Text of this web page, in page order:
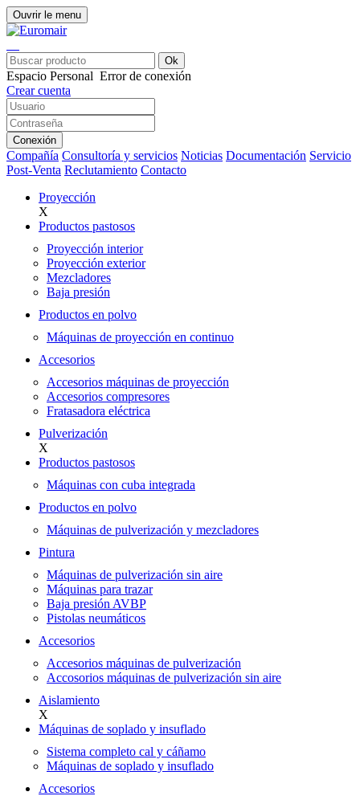
Ouvrir le menu
Ok
Espacio Personal Error de conexión
Crear cuenta
Conexión
Compañía Consultoría y servicios Noticias Documentación Servicio
Post-Venta Reclutamiento Contacto
Proyección
X
Productos pastosos
Proyección interior
Proyección exterior
Mezcladores
Baja presión
Productos en polvo
Máquinas de proyección en continuo
Accesorios
Accesorios máquinas de proyección
Accesorios compresores
Fratasadora eléctrica
Pulverización
X
Productos pastosos
Máquinas con cuba integrada
Productos en polvo
Máquinas de pulverización y mezcladores
Pintura
Máquinas de pulverización sin aire
Máquinas para trazar
Baja presión AVBP
Pistolas neumáticos
Accesorios
Accesorios máquinas de pulverización
Accosorios máquinas de pulverización sin aire
Aislamiento
X
Máquinas de soplado y insuflado
Sistema completo cal y cáñamo
Máquinas de soplado y insuflado
Accesorios